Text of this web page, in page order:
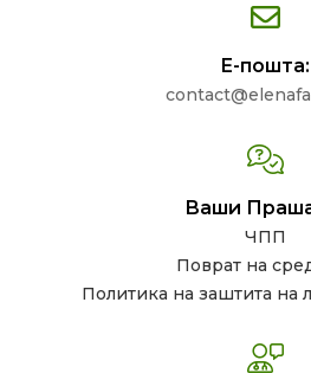
Е-пошта:
Ваши
ЧПП
Поврат на
Политика на заштита на